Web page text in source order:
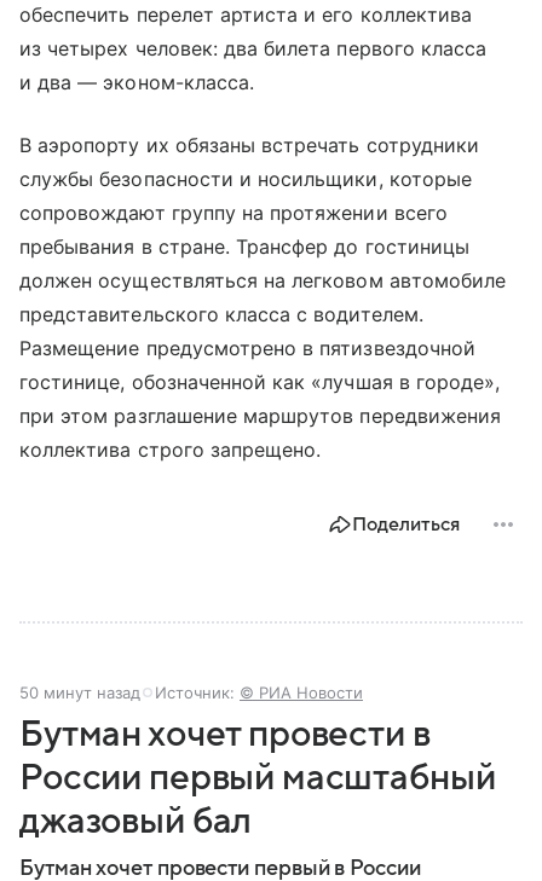
обеспечить перелет артиста и его коллектива
из четырех человек: два билета первого класса
и два — эконом-класса.
В аэропорту их обязаны встречать сотрудники
службы безопасности и носильщики, которые
сопровождают группу на протяжении всего
пребывания в стране. Трансфер до гостиницы
должен осуществляться на легковом автомобиле
представительского класса с водителем.
Размещение предусмотрено в пятизвездочной
гостинице, обозначенной как «лучшая в городе»,
при этом разглашение маршрутов передвижения
коллектива строго запрещено.
Поделиться
50 минут назад Источник: © РИА Новости
Бутман хочет провести в
России первый масштабный
джазовый бал
Бутман хочет провести первый в России